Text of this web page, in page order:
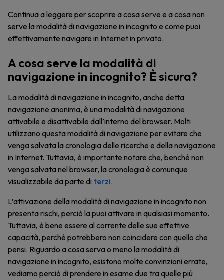
Continua a leggere per scoprire a cosa serve e a cosa non
serve la modalità di navigazione in incognito e come puoi
effettivamente navigare in Internet in privato.
A cosa serve la modalità di
navigazione in incognito? È sicura?
La modalità di navigazione in incognito, anche detta
navigazione anonima, è una modalità di navigazione
attivabile e disattivabile dall’interno del browser. Molti
utilizzano questa modalità di navigazione per evitare che
venga salvata la cronologia delle ricerche e della navigazione
in Internet. Tuttavia, è importante notare che, benché non
venga salvata nel browser, la cronologia è comunque
visualizzabile da parte di terzi.
L’attivazione della modalità di navigazione in incognito non
presenta rischi, perciò la puoi attivare in qualsiasi momento.
Tuttavia, è bene essere al corrente delle sue effettive
capacità, perché potrebbero non coincidere con quello che
pensi. Riguardo a cosa serva o meno la modalità di
navigazione in incognito, esistono molte convinzioni errate,
vediamo perciò di prendere in esame due tra quelle più